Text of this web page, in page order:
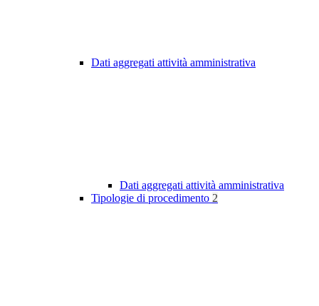
Dati aggregati attività amministrativa
Dati aggregati attività amministrativa
Tipologie di procedimento 2